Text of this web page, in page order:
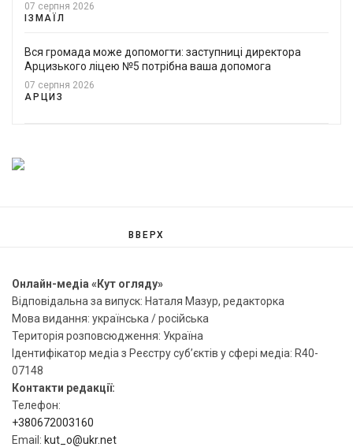
07 серпня 2026
ІЗМАЇЛ
Вся громада може допомогти: заступниці директора
Арцизького ліцею №5 потрібна ваша допомога
07 серпня 2026
АРЦИЗ
ВВЕРХ
Онлайн-медіа «Кут огляду»
Відповідальна за випуск: Наталя Мазур, редакторка
Мова видання: українська / російська
Територія розповсюдження: Україна
Ідентифікатор медіа з Реєстру суб’єктів у сфері медіа: R40-
07148
Контакти редакції:
Телефон:
+380672003160
Email: kut_o@ukr.net